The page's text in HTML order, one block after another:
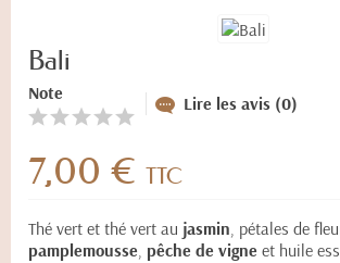
Bali
Note Lire les avis (0)
7,00 € TTC
Thé vert et thé vert au jasmin, pétales de
pamplemousse, pêche de vigne et huile